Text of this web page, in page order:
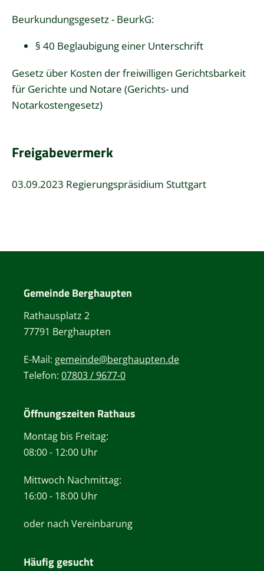
Beurkundungsgesetz - BeurkG:
§ 40 Beglaubigung einer Unterschrift
Gesetz über Kosten der freiwilligen Gerichtsbarkeit
für Gerichte und Notare (Gerichts- und
Notarkostengesetz)
Freigabevermerk
03.09.2023 Regierungspräsidium Stuttgart
Gemeinde Berghaupten
Rathausplatz 2
77791 Berghaupten
E-Mail: gemeinde@berghaupten.de
Telefon: 07803 / 9677-0
Öffnungszeiten Rathaus
Montag bis Freitag:
08:00 - 12:00 Uhr
Mittwoch Nachmittag:
16:00 - 18:00 Uhr
oder nach Vereinbarung
Häufig gesucht